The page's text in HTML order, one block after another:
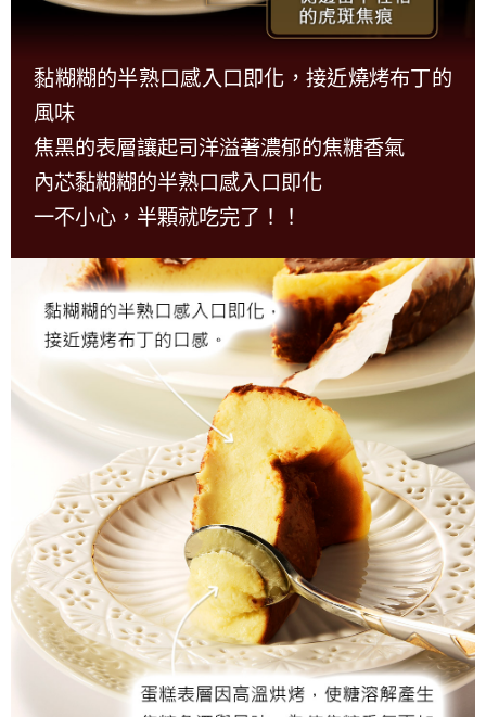
黏糊糊的半熟口感入口即化，接近燒烤布丁的
風味
焦黑的表層讓起司洋溢著濃郁的焦糖香氣
內芯黏糊糊的半熟口感入口即化
一不小心，半顆就吃完了！！